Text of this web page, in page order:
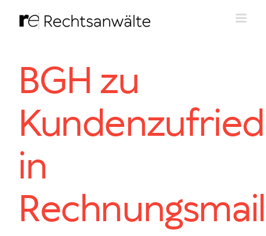
Inhalt
BGH zu
in
Rechnungsmail